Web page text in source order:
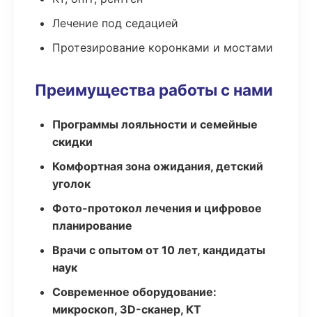
Лечение под седацией
Протезирование коронками и мостами
Преимущества работы с нами
Программы лояльности и семейные
скидки
Комфортная зона ожидания, детский
уголок
Фото-протокол лечения и цифровое
планирование
Врачи с опытом от 10 лет, кандидаты
наук
Современное оборудование:
микроскоп, 3D-сканер, КТ